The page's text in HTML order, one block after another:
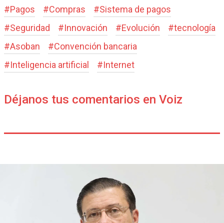
#Pagos #Compras #Sistema de pagos
#Seguridad #Innovación #Evolución #tecnología
#Asoban #Convención bancaria
#Inteligencia artificial #Internet
Déjanos tus comentarios en Voiz